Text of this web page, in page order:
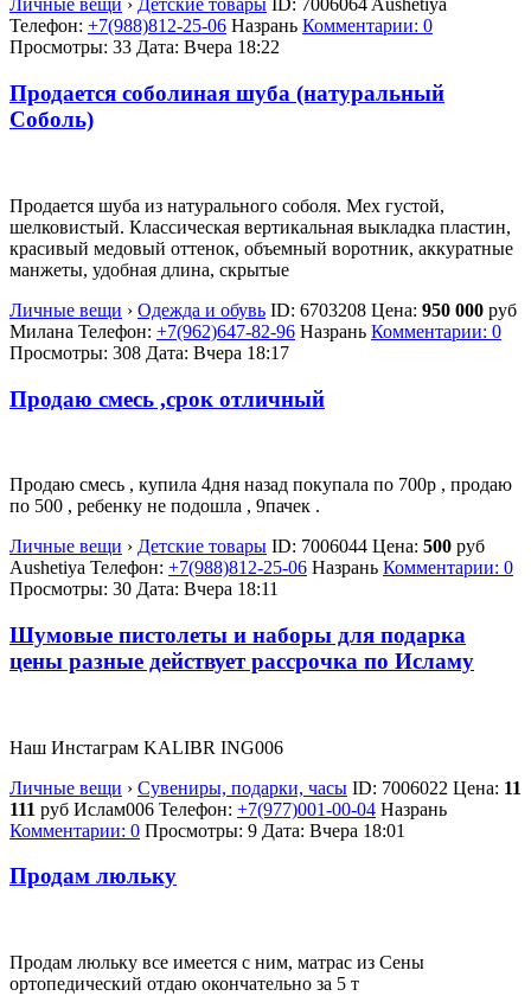
Личные вещи › Детские товары ID: 7006064Aushetiya
Телефон: +7(988)812-25-06 Назрань Комментарии: 0
Просмотры: 33 Дата: Вчера 18:22
Продается соболиная шуба (натуральный
Соболь)
Продается шуба из натурального соболя. Мех густой,
шелковистый. Классическая вертикальная выкладка пластин,
красивый медовый оттенок, объемный воротник, аккуратные
манжеты, удобная длина, скрытые
Личные вещи › Одежда и обувь ID: 6703208 Цена: 950 000 руб
Милана Телефон: +7(962)647-82-96 Назрань Комментарии: 0
Просмотры: 308 Дата: Вчера 18:17
Продаю смесь ,срок отличный
Продаю смесь , купила 4дня назад покупала по 700р , продаю
по 500 , ребенку не подошла , 9пачек .
Личные вещи › Детские товары ID: 7006044 Цена: 500 руб
Aushetiya Телефон: +7(988)812-25-06 Назрань Комментарии: 0
Просмотры: 30 Дата: Вчера 18:11
Шумовые пистолеты и наборы для подарка
цены разные действует рассрочка по Исламу
Наш Инстаграм KALIBR ING006
Личные вещи › Сувениры, подарки, часы ID: 7006022 Цена: 11
111 руб Ислам006 Телефон: +7(977)001-00-04 Назрань
Комментарии: 0 Просмотры: 9 Дата: Вчера 18:01
Продам люльку
Продам люльку все имеется с ним, матрас из Сены
ортопедический отдаю окончательно за 5 т